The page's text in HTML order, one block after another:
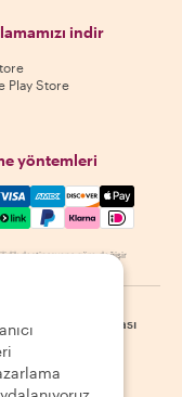
indir
Play Store
yöntemleri
Visa, Amex,
destinasyona göre değişir
Site haritası